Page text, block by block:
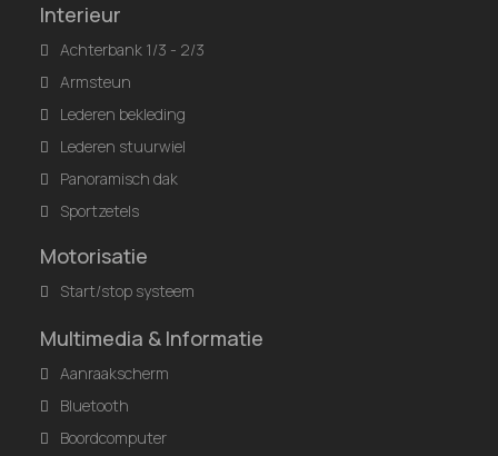
Interieur
Achterbank 1/3 - 2/3
Armsteun
Lederen bekleding
Lederen stuurwiel
Panoramisch dak
Sportzetels
Motorisatie
Start/stop systeem
Multimedia & Informatie
Aanraakscherm
Bluetooth
Boordcomputer